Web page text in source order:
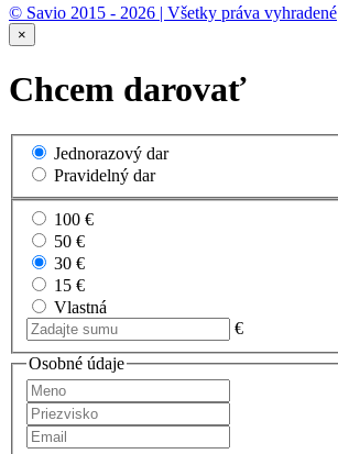
© Savio 2015 - 2026 | Všetky práva vyhradené
×
Chcem darovať
Jednorazový dar
Pravidelný dar
100 €
50 €
30 €
15 €
Vlastná
€
Osobné údaje